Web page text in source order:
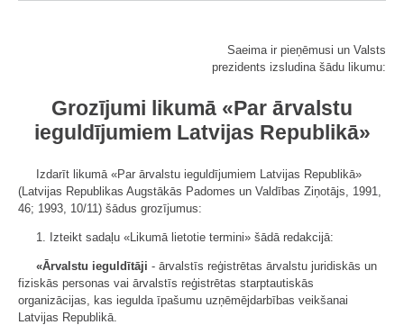
Saeima ir pieņēmusi un Valsts
prezidents izsludina šādu likumu:
Grozījumi likumā «Par ārvalstu
ieguldījumiem Latvijas Republikā»
Izdarīt likumā «Par ārvalstu ieguldījumiem Latvijas Republikā»
(Latvijas Republikas Augstākās Padomes un Valdības Ziņotājs, 1991,
46; 1993, 10/11) šādus grozījumus:
1. Izteikt sadaļu «Likumā lietotie termini» šādā redakcijā:
«Ārvalstu ieguldītāji - ārvalstīs reģistrētas ārvalstu juridiskās un
fiziskās personas vai ārvalstīs reģistrētas starptautiskās
organizācijas, kas iegulda īpašumu uzņēmējdarbības veikšanai
Latvijas Republikā.